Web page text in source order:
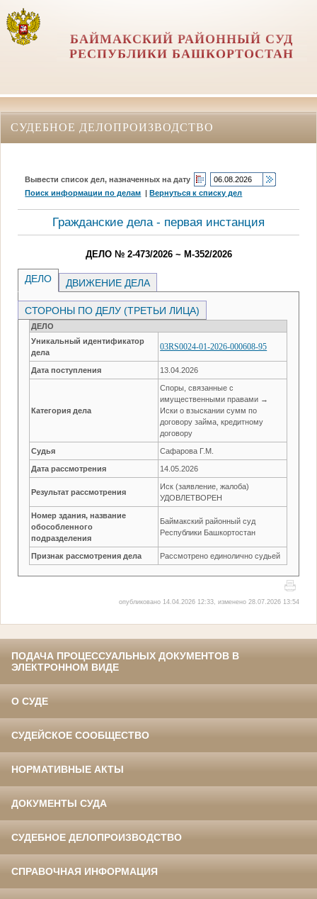
БАЙМАКСКИЙ РАЙОННЫЙ СУД
РЕСПУБЛИКИ БАШКОРТОСТАН
СУДЕБНОЕ ДЕЛОПРОИЗВОДСТВО
Вывести список дел, назначенных на дату
Поиск информации по делам |Вернуться к списку дел
Гражданские дела - первая инстанция
ДЕЛО № 2-473/2026 ~ М-352/2026
ДЕЛО ДВИЖЕНИЕ ДЕЛА
СТОРОНЫ ПО ДЕЛУ (ТРЕТЬИ ЛИЦА)
ДЕЛО
Уникальный идентификатор
дела
03RS0024-01-2026-000608-95
Дата поступления 13.04.2026
Категория дела
Споры, связанные с
имущественными правами →
Иски о взыскании сумм по
договору займа, кредитному
договору
Судья Сафарова Г.М.
Дата рассмотрения 14.05.2026
Результат рассмотрения
Иск (заявление, жалоба)
УДОВЛЕТВОРЕН
Номер здания, название
обособленного
подразделения
Баймакский районный суд
Республики Башкортостан
Признак рассмотрения дела Рассмотрено единолично судьей
опубликовано 14.04.2026 12:33, изменено 28.07.2026 13:54
ПОДАЧА ПРОЦЕССУАЛЬНЫХ ДОКУМЕНТОВ В
ЭЛЕКТРОННОМ ВИДЕ
О СУДЕ
СУДЕЙСКОЕ СООБЩЕСТВО
НОРМАТИВНЫЕ АКТЫ
ДОКУМЕНТЫ СУДА
СУДЕБНОЕ ДЕЛОПРОИЗВОДСТВО
СПРАВОЧНАЯ ИНФОРМАЦИЯ